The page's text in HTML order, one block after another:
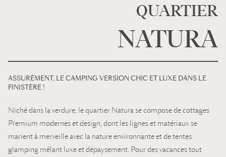
Pour les adeptes du camping en mode « Luxe », le domaine dispose
d’une soixantaine d’emplacements « grands conforts » de plus de
100m² chacun, pour installer votre tente, caravane, camping-car.
Tous nos emplacements sont équipés d’un sanitaire privatif
chauffé.
QUARTIER
NATURA
ASSURÉMENT, LE CAMPING VERSION CHIC ET LUXE DANS LE
FINISTÈRE !
Niché dans la verdure, le quartier Natura se compose de cottages
Premium modernes et design, dont les lignes et matériaux se
marient à merveille avec la nature environnante et de tentes
glamping mêlant luxe et dépaysement. Pour des vacances tout